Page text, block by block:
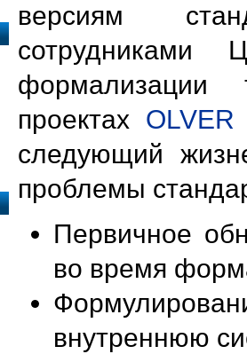
версиям
формализации
проектах OLVER
следующий
проблемы
Первичное
во время
внутреннюю